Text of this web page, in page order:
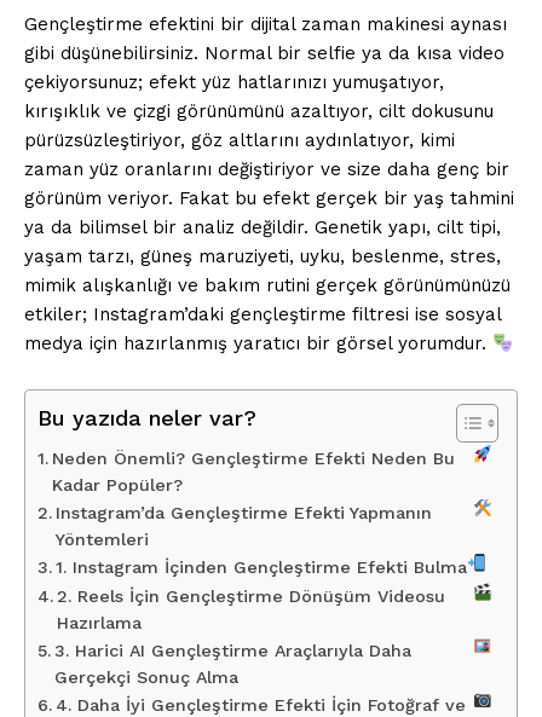
Gençleştirme efektini bir dijital zaman makinesi aynası
gibi düşünebilirsiniz. Normal bir selfie ya da kısa video
çekiyorsunuz; efekt yüz hatlarınızı yumuşatıyor,
kırışıklık ve çizgi görünümünü azaltıyor, cilt dokusunu
pürüzsüzleştiriyor, göz altlarını aydınlatıyor, kimi
zaman yüz oranlarını değiştiriyor ve size daha genç bir
görünüm veriyor. Fakat bu efekt gerçek bir yaş tahmini
ya da bilimsel bir analiz değildir. Genetik yapı, cilt tipi,
yaşam tarzı, güneş maruziyeti, uyku, beslenme, stres,
mimik alışkanlığı ve bakım rutini gerçek görünümünüzü
etkiler; Instagram’daki gençleştirme filtresi ise sosyal
medya için hazırlanmış yaratıcı bir görsel yorumdur.
Bu yazıda neler var?
Neden Önemli? Gençleştirme Efekti Neden Bu
Kadar Popüler?
Instagram’da Gençleştirme Efekti Yapmanın
Yöntemleri
1. Instagram İçinden Gençleştirme Efekti Bulma
2. Reels İçin Gençleştirme Dönüşüm Videosu
Hazırlama
3. Harici AI Gençleştirme Araçlarıyla Daha
Gerçekçi Sonuç Alma
4. Daha İyi Gençleştirme Efekti İçin Fotoğraf ve